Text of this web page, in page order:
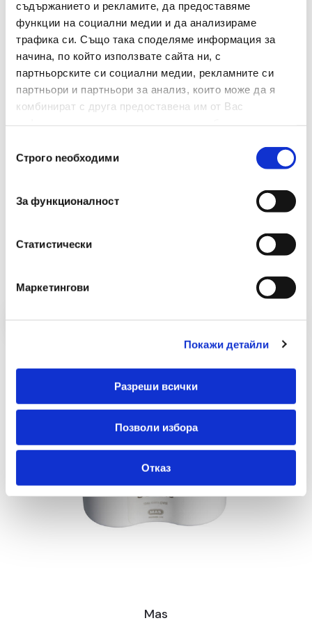
съдържанието и рекламите, да предоставяме
функции на социални медии и да анализираме
трафика си. Също така споделяме информация за
начина, по който използвате сайта ни, с
партньорските си социални медии, рекламните си
партньори и партньори за анализ, които може да я
комбинират с друга предоставена им от Вас
наСтрого nеобходими
За функционалност
Статистически
Маркетингови
Покажи детайли
Разреши всички
Позволи избора
Отказ
Материал Каучук
Брой В Опаковка 50
Размери(мм) 80х1.4х1.2
Съдържание На Каучук(%) 80
Препоръчани Продукти
Mas